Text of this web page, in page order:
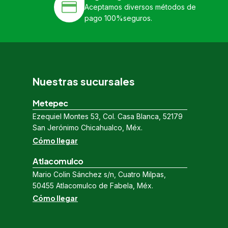
Aceptamos diversos métodos de
pago 100%seguros.
Nuestras sucursales
Metepec
Ezequiel Montes 53, Col. Casa Blanca, 52179
San Jerónimo Chicahualco, Méx.
Cómo llegar
Atlacomulco
Mario Colin Sánchez s/n, Cuatro Milpas,
50455 Atlacomulco de Fabela, Méx.
Cómo llegar